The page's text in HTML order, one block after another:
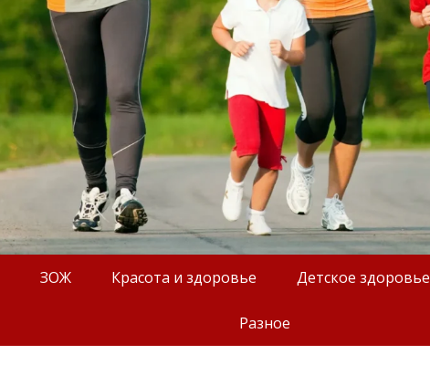
ЗОЖ Красота и здоровье Детское здоровье
Разное